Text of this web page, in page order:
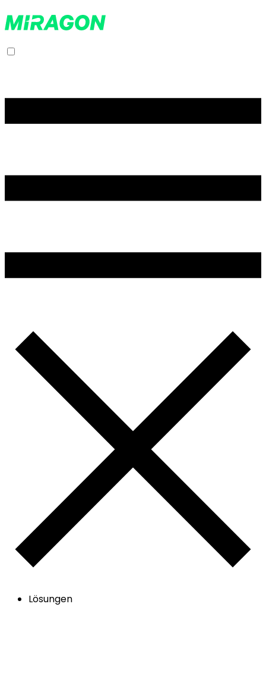
Lösungen